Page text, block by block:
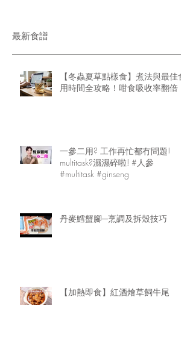
最新食譜
【冬蟲夏草點樣食】煮法與最佳食
用時間全攻略！咁食吸收率翻倍
一參二用? 工作再忙都冇問題!
multitask?濕濕碎啦! #人參
#multitask #ginseng
丹麥鱈蟹腳─烹調及拆殼技巧
【加熱即食】紅酒燴草飼牛尾